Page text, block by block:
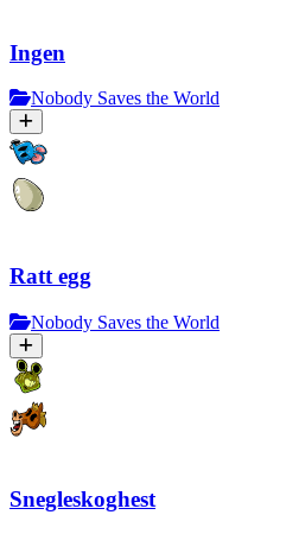
Ingen
Nobody Saves the World
Ratt egg
Nobody Saves the World
Snegleskoghest